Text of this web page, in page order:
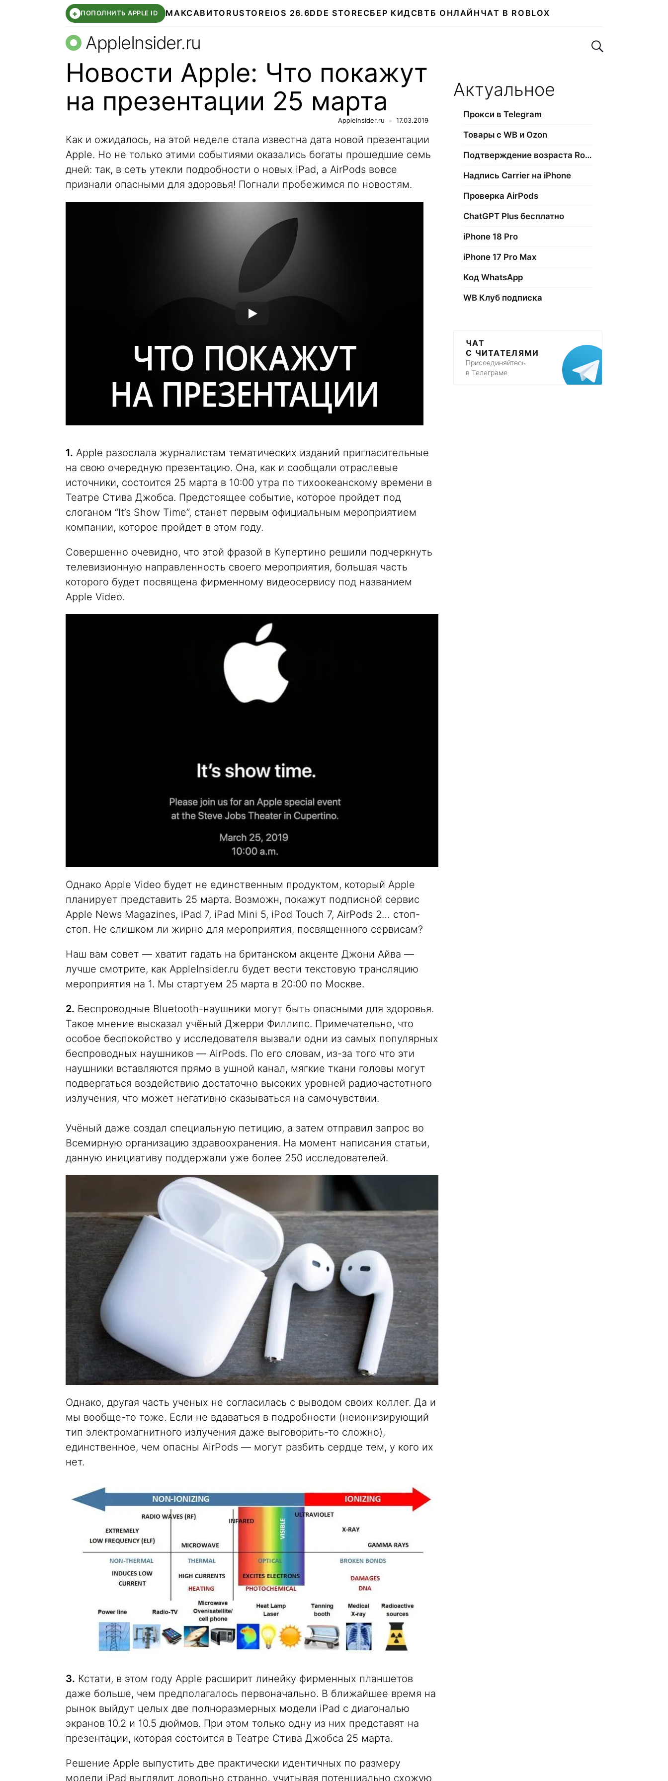
+ ПОПОЛНИТЬ APPLE ID МАКСАВИТО RUSTOREIOS 26.6DDE STORE СБЕР КИДСВТБ ОНЛАЙН ЧАТ В ROBLOX
AppleInsider.ru Поиск по сайту
Новости Apple: Что покажут
на презентации 25 марта
AppleInsider.ru 17.03.2019
Как и ожидалось, на этой неделе стала известна дата новой презентации
Apple. Но не только этими событиями оказались богаты прошедшие семь
дней: так, в сеть утекли подробности о новых iPad, а AirPods вовсе
признали опасными для здоровья! Погнали пробежимся по новостям.
1. Apple разослала журналистам тематических изданий пригласительные
на свою очередную презентацию. Она, как и сообщали отраслевые
источники, состоится 25 марта в 10:00 утра по тихоокеанскому времени в
Театре Стива Джобса. Предстоящее событие, которое пройдет под
слоганом “It’s Show Time”, станет первым официальным мероприятием
компании, которое пройдет в этом году.
Совершенно очевидно, что этой фразой в Купертино решили подчеркнуть
телевизионную направленность своего мероприятия, большая часть
которого будет посвящена фирменному видеосервису под названием
Apple Video.
Однако Apple Video будет не единственным продуктом, который Apple
планирует представить 25 марта. Возможн, покажут подписной сервис
Apple News Magazines, iPad 7, iPad Mini 5, iPod Touch 7, AirPods 2… стоп-
стоп. Не слишком ли жирно для мероприятия, посвященного сервисам?
Наш вам совет — хватит гадать на британском акценте Джони Айва —
лучше смотрите, как AppleInsider.ru будет вести текстовую трансляцию
мероприятия на 1. Мы стартуем 25 марта в 20:00 по Москве.
2. Беспроводные Bluetooth-наушники могут быть опасными для здоровья.
Такое мнение высказал учёный Джерри Филлипс. Примечательно, что
особое беспокойство у исследователя вызвали одни из самых популярных
беспроводных наушников — AirPods. По его словам, из-за того что эти
наушники вставляются прямо в ушной канал, мягкие ткани головы могут
подвергаться воздействию достаточно высоких уровней радиочастотного
излучения, что может негативно сказываться на самочувствии.
Учёный даже создал специальную петицию, а затем отправил запрос во
Всемирную организацию здравоохранения. На момент написания статьи,
данную инициативу поддержали уже более 250 исследователей.
Однако, другая часть ученых не согласилась с выводом своих коллег. Да и
мы вообще-то тоже. Если не вдаваться в подробности (неионизирующий
тип электромагнитного излучения даже выговорить-то сложно),
единственное, чем опасны AirPods — могут разбить сердце тем, у кого их
нет.
3. Кстати, в этом году Apple расширит линейку фирменных планшетов
даже больше, чем предполагалось первоначально. В ближайшее время на
рынок выйдут целых две полноразмерных модели iPad с диагональю
экранов 10.2 и 10.5 дюймов. При этом только одну из них представят на
презентации, которая состоится в Театре Стива Джобса 25 марта.
Решение Apple выпустить две практически идентичных по размеру
модели iPad выглядит довольно странно, учитывая потенциально схожую
Актуальное
Прокси в Telegram
Товары с WB и Ozon
Подтверждение возраста Roblox
Надпись Carrier на iPhone
Проверка AirPods
ChatGPT Plus бесплатно
iPhone 18 Pro
iPhone 17 Pro Max
Код WhatsApp
WB Клуб подписка
ЧАТ
С ЧИТАТЕЛЯМИ
Присоединяйтесь
в Телеграме